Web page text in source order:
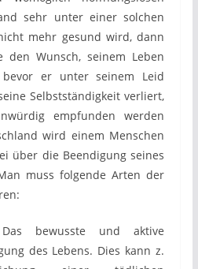
sehr unter einer solchen
mehr gesund wird, dann
den Wunsch, seinem Leben
er unter seinem Leid
Selbstständigkeit verliert,
empfunden werden
wird einem Menschen
über die Beendigung seines
muss folgende Arten der
bewusste und aktive
des Lebens. Dies kann z.